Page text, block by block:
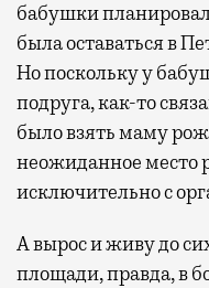
бабушки
была оставаться в
Но поскольку у
подруга, как-то
было взять маму
неожиданное место
исключительно с
А вырос и живу до
площади, правда, в